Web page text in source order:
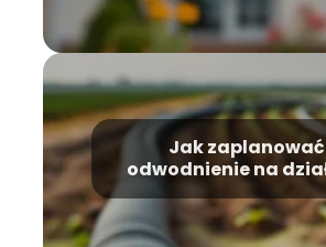
Jak zaplanować
odwodnienie na
najskuteczniejsze